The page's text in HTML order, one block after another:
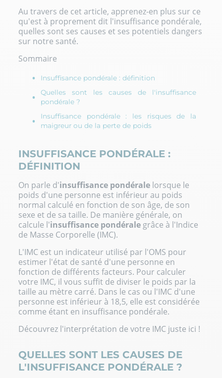
Au travers de cet article, apprenez-en plus sur ce
qu'est à proprement dit l'insuffisance pondérale,
quelles sont ses causes et ses potentiels dangers
sur notre santé.
Sommaire
Insuffisance pondérale : définition
Quelles sont les causes de l'insuffisance
pondérale ?
Insuffisance pondérale : les risques de la
maigreur ou de la perte de poids
INSUFFISANCE PONDÉRALE :
DÉFINITION
On parle d'insuffisance pondérale lorsque le
poids d'une personne est inférieur au poids
normal calculé en fonction de son âge, de son
sexe et de sa taille. De manière générale, on
calcule l'insuffisance pondérale grâce à l'Indice
de Masse Corporelle (IMC).
L'IMC est un indicateur utilisé par l'OMS pour
estimer l'état de santé d'une personne en
fonction de différents facteurs. Pour calculer
votre IMC, il vous suffit de diviser le poids par la
taille au mètre carré. Dans le cas ou l'IMC d'une
personne est inférieur à 18,5, elle est considérée
comme étant en insuffisance pondérale.
Découvrez l'interprétation de votre IMC juste ici !
QUELLES SONT LES CAUSES DE
L'INSUFFISANCE PONDÉRALE ?